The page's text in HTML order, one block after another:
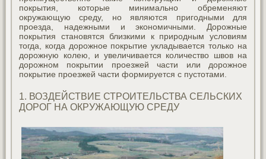
покрытия, которые минимально обременяют
окружающую среду, но являются пригодными для
проезда, надежными и экономичными. Дорожные
покрытия становятся близкими к природным условиям
тогда, когда дорожное покрытие укладывается только на
дорожную колею, и увеличивается количество швов на
дорожном покрытии проезжей части или дорожное
покрытие проезжей части формируется с пустотами.
1. ВОЗДЕЙСТВИЕ СТРОИТЕЛЬСТВА СЕЛЬСКИХ
ДОРОГ НА ОКРУЖАЮЩУЮ СРЕДУ